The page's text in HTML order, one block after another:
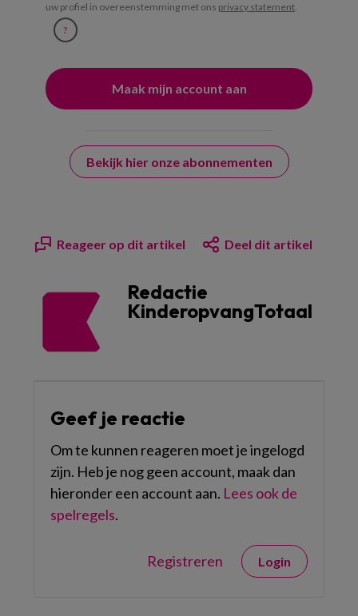
uw profiel in overeenstemming met ons privacy statement.
?
Bekijk hier onze abonnementen
Reageer op dit artikel Deel dit artikel
Redactie
KinderopvangTotaal
Geef je reactie
Om te kunnen reageren moet je ingelogd
zijn. Heb je nog geen account, maak dan
hieronder een account aan. Lees ook de
spelregels.
Registreren Login